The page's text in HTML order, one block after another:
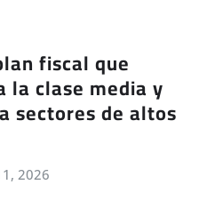
fiscal que
la clase media y
sectores de altos
2026